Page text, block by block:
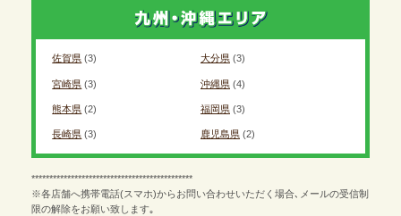
佐賀県 (3) 大分県(3)
宮崎県 (3) 沖縄県(4)
熊本県 (2) 福岡県(3)
長崎県 (3) 鹿児島県(2)
*********************************************
※各店舗へ携帯電話(スマホ)からお問い合わせいただく場合､メールの受信制
限の解除をお願い致します｡